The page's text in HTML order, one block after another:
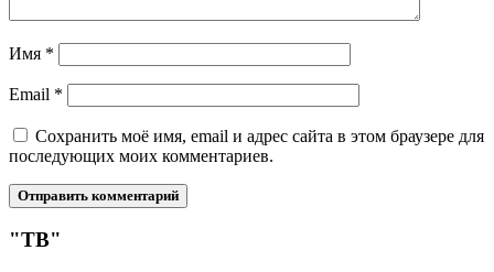
Имя *
Email *
Сохранить моё имя, email и адрес сайта в этом браузере для
последующих моих комментариев.
"ТВ"